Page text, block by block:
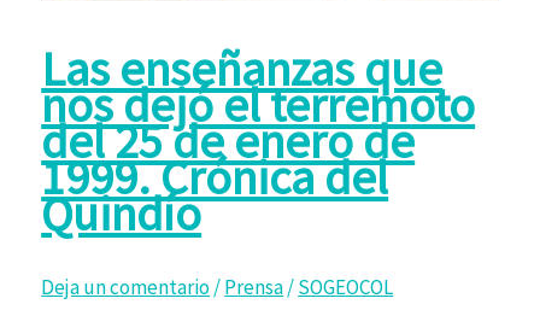
Las enseñanzas que
nos dejó el terremoto
del 25 de enero de
1999. Crónica del
Quindío
Deja un comentario/Prensa/SOGEOCOL